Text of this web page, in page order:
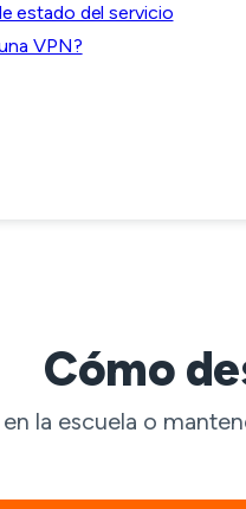
estado del servicio
VPN?
Cómo
la escuela o